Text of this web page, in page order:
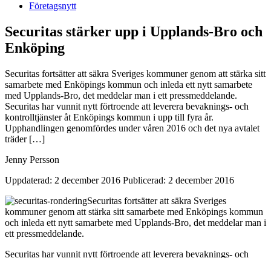
Företagsnytt
Securitas stärker upp i Upplands-Bro och
Enköping
Securitas fortsätter att säkra Sveriges kommuner genom att stärka sitt
samarbete med Enköpings kommun och inleda ett nytt samarbete
med Upplands-Bro, det meddelar man i ett pressmeddelande.
Securitas har vunnit nytt förtroende att leverera bevaknings- och
kontrolltjänster åt Enköpings kommun i upp till fyra år.
Upphandlingen genomfördes under våren 2016 och det nya avtalet
träder […]
Jenny Persson
Uppdaterad: 2 december 2016 Publicerad: 2 december 2016
Securitas fortsätter att säkra Sveriges
kommuner genom att stärka sitt samarbete med Enköpings kommun
och inleda ett nytt samarbete med Upplands-Bro, det meddelar man i
ett pressmeddelande.
Securitas har vunnit nytt förtroende att leverera bevaknings- och